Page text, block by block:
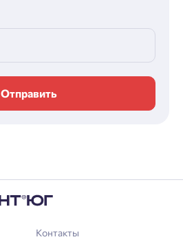
Отправить
Контакты